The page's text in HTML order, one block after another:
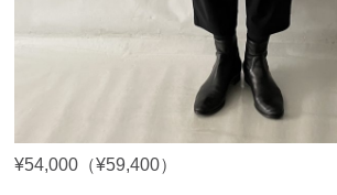
¥54,000（¥59,400）